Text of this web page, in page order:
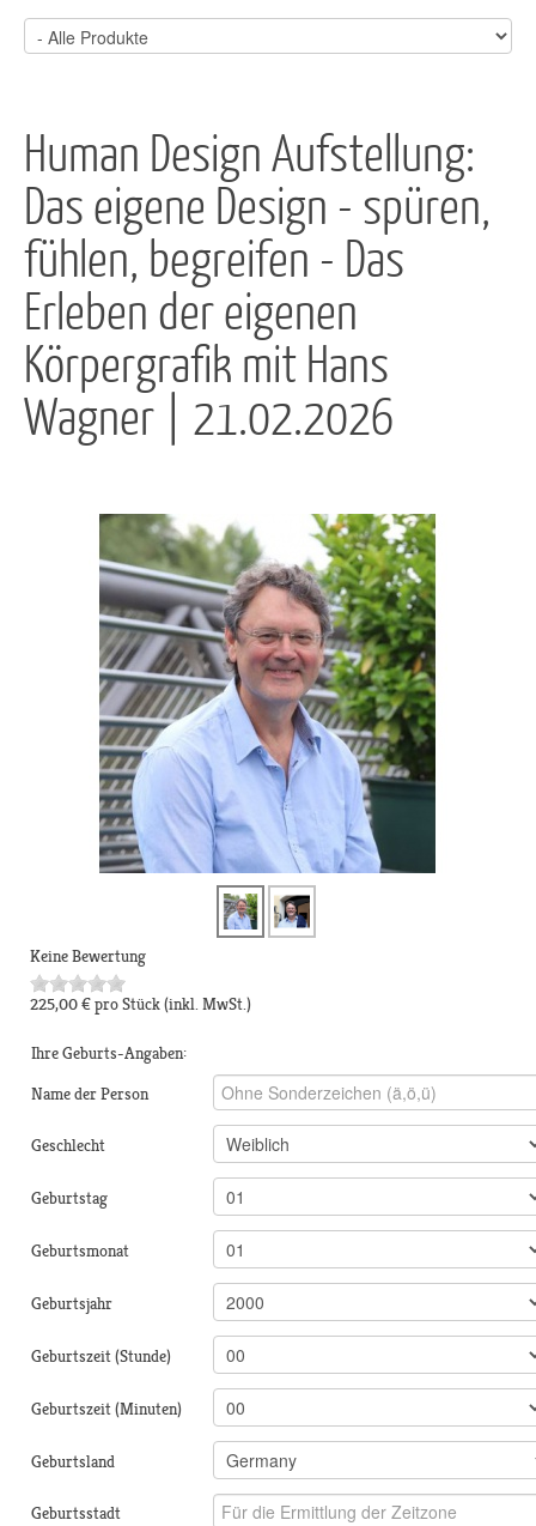
Human Design Aufstellung:
Das eigene Design - spüren,
fühlen, begreifen - Das
Erleben der eigenen
Körpergrafik mit Hans
Wagner | 21.02.2026
Keine Bewertung
225,00 €pro Stück(inkl. MwSt.)
Ihre Geburts-Angaben:
Name der Person
Geschlecht
Geburtstag
Geburtsmonat
Geburtsjahr
Geburtszeit (Stunde)
Geburtszeit (Minuten)
Geburtsland
Geburtsstadt